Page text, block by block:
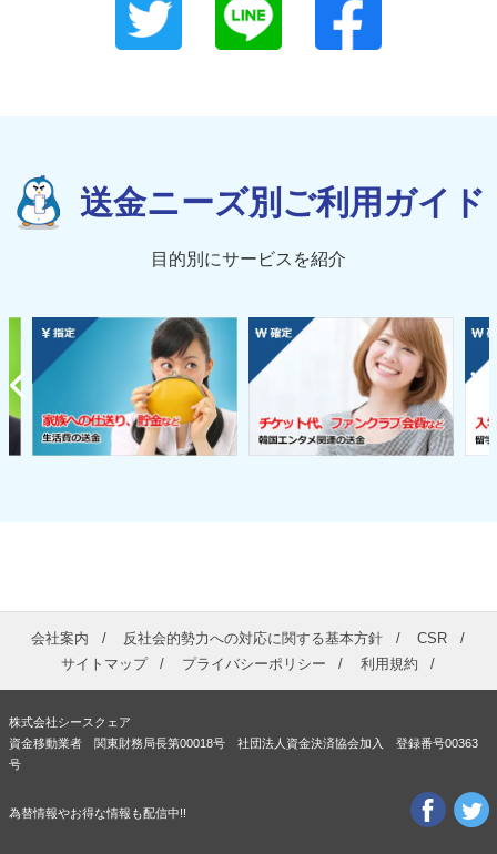
送金ニーズ別ご利用ガイド
目的別にサービスを紹介
会社案内 反社会的勢力への対応に関する基本方針
CSR
サイトマップ
プライバシーポリシー 利用規約
株式会社シースクェア
資金移動業者 関東財務局長第00018号 社団法人資金決済協会加入 登録番号00363
号
為替情報やお得な情報も配信中!!